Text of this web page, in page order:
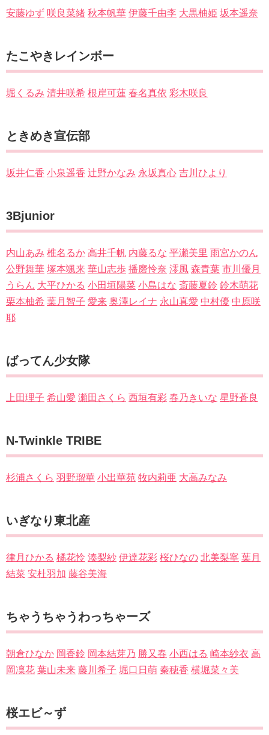
安藤ゆず 咲良菜緒 秋本帆華 伊藤千由李 大黒柚姫 坂本遥奈
たこやきレインボー
堀くるみ 清井咲希 根岸可蓮 春名真依 彩木咲良
ときめき宣伝部
坂井仁香 小泉遥香 辻野かなみ 永坂真心 吉川ひより
3Bjunior
内山あみ 椎名るか 高井千帆 内藤るな 平瀬美里 雨宮かのん
公野舞華 塚本颯来 華山志歩 播磨怜奈 澪風 森青葉 市川優月
うらん 大平ひかる 小田垣陽菜 小島はな 斎藤夏鈴 鈴木萌花
栗本柚希 葉月智子 愛来 奥澤レイナ 永山真愛 中村優 中原咲
耶
ばってん少女隊
上田理子 希山愛 瀬田さくら 西垣有彩 春乃きいな 星野蒼良
N-Twinkle TRIBE
杉浦さくら 羽野瑠華 小出華苑 牧内莉亜 大高みなみ
いぎなり東北産
律月ひかる 橘花怜 湊梨紗 伊達花彩 桜ひなの 北美梨寧 葉月
結菜 安杜羽加 藤谷美海
ちゃうちゃうわっちゃーズ
朝倉ひなか 岡香鈴 岡本結芽乃 勝又春 小西はる 崎本紗衣 高
岡凜花 葉山未来 藤川希子 堀口日萌 秦穂香 横堀菜々美
桜エビ～ず